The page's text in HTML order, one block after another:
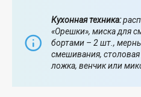
Кухонная техника:
«Орешки», миска для
бортами – 2 шт.,
смешивания,
ложка, венчик или